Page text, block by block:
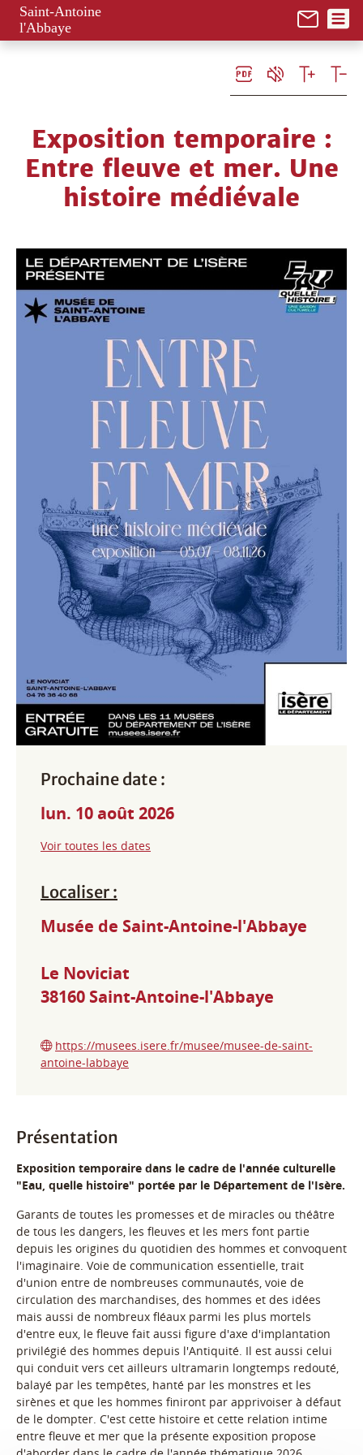
Saint-Antoine
l'Abbaye
Exposition temporaire :
Entre fleuve et mer. Une
histoire médiévale
Prochaine date :
lun. 10 août 2026
Voir toutes les dates
Localiser :
Musée de Saint-Antoine-l'Abbaye
Le Noviciat
38160 Saint-Antoine-l'Abbaye
https://musees.isere.fr/musee/musee-de-saint-
antoine-labbaye
Présentation
Exposition temporaire dans le cadre de l'année culturelle
"Eau, quelle histoire" portée par le Département de l'Isère.
Garants de toutes les promesses et de miracles ou théâtre
de tous les dangers, les fleuves et les mers font partie
depuis les origines du quotidien des hommes et convoquent
l'imaginaire. Voie de communication essentielle, trait
d'union entre de nombreuses communautés, voie de
circulation des marchandises, des hommes et des idées
mais aussi de nombreux fléaux parmi les plus mortels
d'entre eux, le fleuve fait aussi figure d'axe d'implantation
privilégié des hommes depuis l'Antiquité. Il est aussi celui
qui conduit vers cet ailleurs ultramarin longtemps redouté,
balayé par les tempêtes, hanté par les monstres et les
sirènes et que les hommes finiront par apprivoiser à défaut
de le dompter. C'est cette histoire et cette relation intime
entre fleuve et mer que la présente exposition propose
Panneau de gestion des cookies